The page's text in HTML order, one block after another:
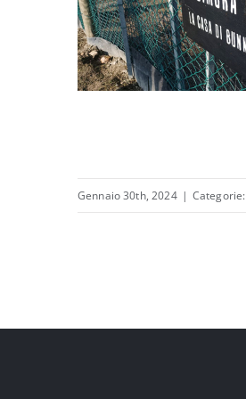
Gennaio 30th, 2024 | Categorie: